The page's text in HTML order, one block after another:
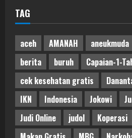
TAG
aceh AMANAH aneukmuda
berita
buruh
Capaian-1-
cek kesehatan gratis
IKN
Indonesia Jokowi
Judi Online
judol Koperasi